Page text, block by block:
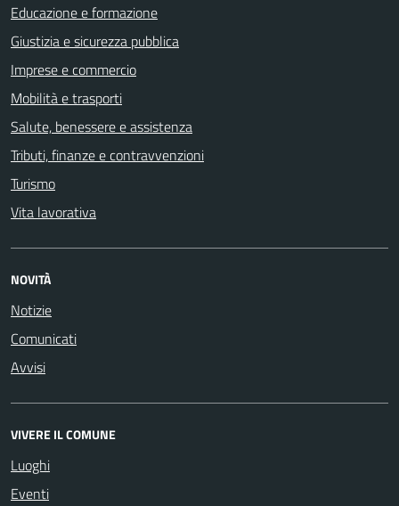
Educazione e formazione
Giustizia e sicurezza pubblica
Imprese e commercio
Mobilità e trasporti
Salute, benessere e assistenza
Tributi, finanze e contravvenzioni
Turismo
Vita lavorativa
NOVITÀ
Notizie
Comunicati
Avvisi
VIVERE IL COMUNE
Luoghi
Eventi